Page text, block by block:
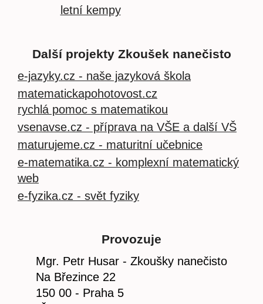
letní kempy
Další projekty Zkoušek nanečisto
e-jazyky.cz - naše jazyková škola
matematickapohotovost.cz
rychlá pomoc s matematikou
vsenavse.cz - příprava na VŠE a další VŠ
maturujeme.cz - maturitní učebnice
e-matematika.cz - komplexní matematický
web
e-fyzika.cz - svět fyziky
Provozuje
Mgr. Petr Husar - Zkoušky nanečisto
Na Březince 22
150 00 - Praha 5